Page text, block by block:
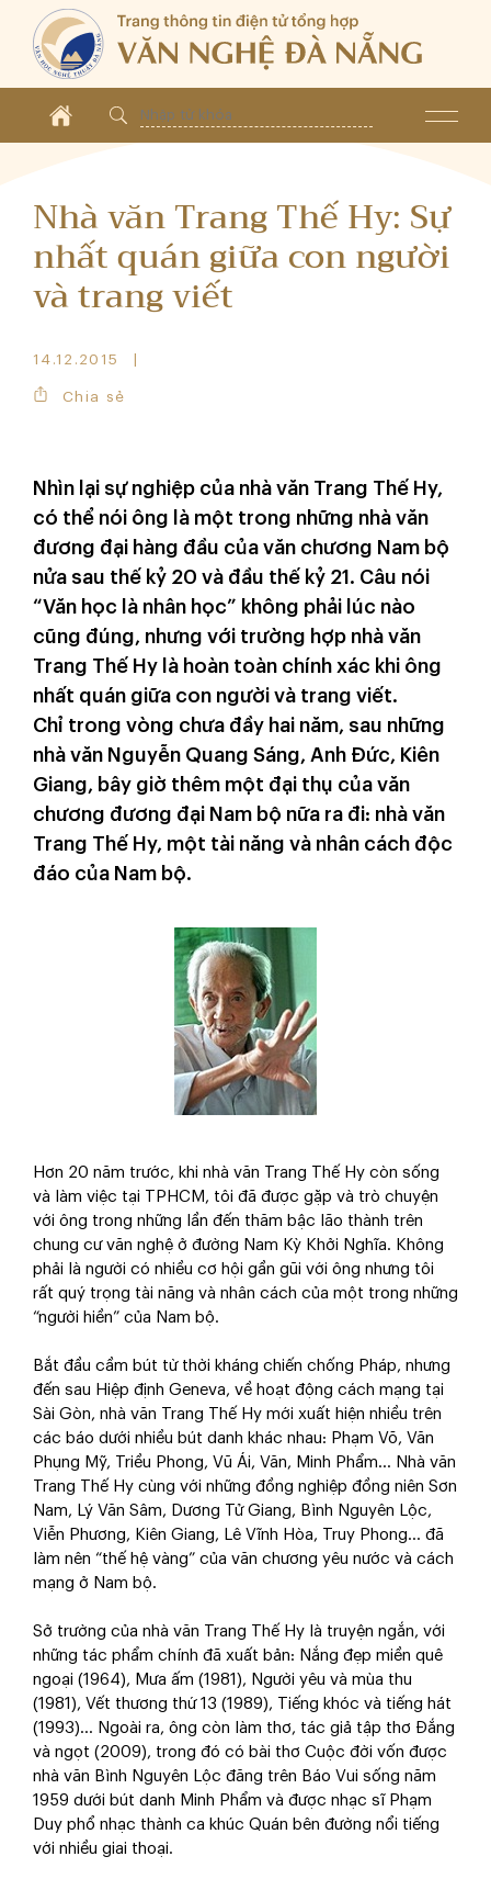
Nhà văn Trang Thế Hy: Sự
nhất quán giữa con người
và trang viết
14.12.2015
Chia sẻ
Nhìn lại sự nghiệp của nhà văn Trang Thế Hy,
có thể nói ông là một trong những nhà văn
đương đại hàng đầu của văn chương Nam bộ
nửa sau thế kỷ 20 và đầu thế kỷ 21. Câu nói
“Văn học là nhân học” không phải lúc nào
cũng đúng, nhưng với trường hợp nhà văn
Trang Thế Hy là hoàn toàn chính xác khi ông
nhất quán giữa con người và trang viết.
Chỉ trong vòng chưa đầy hai năm, sau những
nhà văn Nguyễn Quang Sáng, Anh Đức, Kiên
Giang, bây giờ thêm một đại thụ của văn
chương đương đại Nam bộ nữa ra đi: nhà văn
Trang Thế Hy, một tài năng và nhân cách độc
đáo của Nam bộ.
Hơn 20 năm trước, khi nhà văn Trang Thế Hy còn sống
và làm việc tại TPHCM, tôi đã được gặp và trò chuyện
với ông trong những lần đến thăm bậc lão thành trên
chung cư văn nghệ ở đường Nam Kỳ Khởi Nghĩa. Không
phải là người có nhiều cơ hội gần gũi với ông nhưng tôi
rất quý trọng tài năng và nhân cách của một trong những
“người hiền” của Nam bộ.
Bắt đầu cầm bút từ thời kháng chiến chống Pháp, nhưng
đến sau Hiệp định Geneva, về hoạt động cách mạng tại
Sài Gòn, nhà văn Trang Thế Hy mới xuất hiện nhiều trên
các báo dưới nhiều bút danh khác nhau: Phạm Võ, Văn
Phụng Mỹ, Triều Phong, Vũ Ái, Văn, Minh Phẩm… Nhà văn
Trang Thế Hy cùng với những đồng nghiệp đồng niên Sơn
Nam, Lý Văn Sâm, Dương Tử Giang, Bình Nguyên Lộc,
Viễn Phương, Kiên Giang, Lê Vĩnh Hòa, Truy Phong… đã
làm nên “thế hệ vàng” của văn chương yêu nước và cách
mạng ở Nam bộ.
Sở trường của nhà văn Trang Thế Hy là truyện ngắn, với
những tác phẩm chính đã xuất bản: Nắng đẹp miền quê
ngoại (1964), Mưa ấm (1981), Người yêu và mùa thu
(1981), Vết thương thứ 13 (1989), Tiếng khóc và tiếng hát
(1993)... Ngoài ra, ông còn làm thơ, tác giả tập thơ Đắng
và ngọt (2009), trong đó có bài thơ Cuộc đời vốn được
nhà văn Bình Nguyên Lộc đăng trên Báo Vui sống năm
1959 dưới bút danh Minh Phẩm và được nhạc sĩ Phạm
Duy phổ nhạc thành ca khúc Quán bên đường nổi tiếng
với nhiều giai thoại.